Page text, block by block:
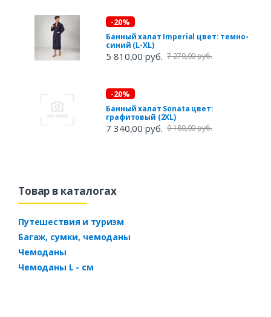
-20%
Банный халат Imperial цвет: темно-
синий (L-XL)
5 810,00 руб. 7 270,00 руб.
-20%
Банный халат Sonata цвет:
графитовый (2XL)
7 340,00 руб. 9 180,00 руб.
Товар в каталогах
Путешествия и туризм
Багаж, сумки, чемоданы
Чемоданы
Чемоданы L - см